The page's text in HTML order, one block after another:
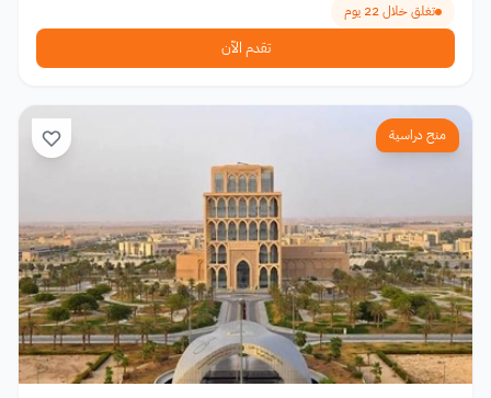
تغلق خلال 22 يوم
تقدم الآن
منح دراسية